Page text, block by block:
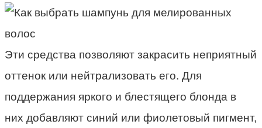
Эти средства позволяют закрасить неприятный
оттенок или нейтрализовать его. Для
поддержания яркого и блестящего блонда в
них добавляют синий или фиолетовый пигмент,